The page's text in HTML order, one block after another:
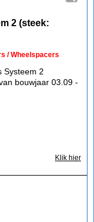
2 (steek:
/ Wheelspacers
Systeem 2
bouwjaar 03.09 -
Klik hier